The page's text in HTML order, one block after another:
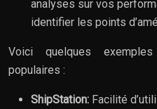
analyses sur vos
identifier les points
Voici quelques
populaires :
ShipStation: Facilité